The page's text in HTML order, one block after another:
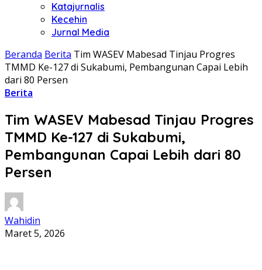
Katajurnalis
Kecehin
Jurnal Media
Beranda Berita Tim WASEV Mabesad Tinjau Progres
TMMD Ke-127 di Sukabumi, Pembangunan Capai Lebih
dari 80 Persen
Berita
Tim WASEV Mabesad Tinjau Progres
TMMD Ke-127 di Sukabumi,
Pembangunan Capai Lebih dari 80
Persen
Wahidin
Maret 5, 2026